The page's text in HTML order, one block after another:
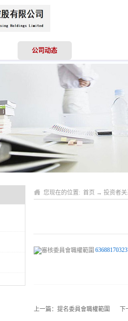
公司动态
您现在的位置: 首页 → 投资者
上一篇： 提名委員會職權範圍